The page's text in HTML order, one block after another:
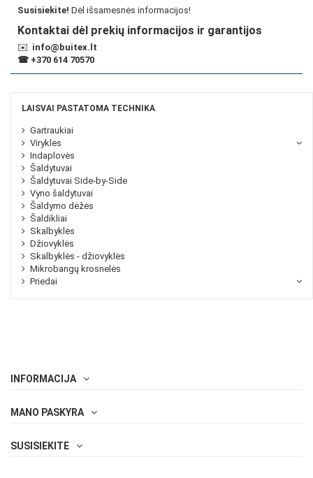
Susisiekite! Dėl išsamesnės informacijos!
Kontaktai dėl prekių informacijos ir garantijos
✉️ info@buitex.lt
☎ +370 614 70570
LAISVAI PASTATOMA TECHNIKA
Gartraukiai
Viryklės
Indaplovės
Šaldytuvai
Šaldytuvai Side-by-Side
Vyno šaldytuvai
Šaldymo dėžės
Šaldikliai
Skalbyklės
Džiovyklės
Skalbyklės - džiovyklės
Mikrobangų krosnelės
Priedai
INFORMACIJA
MANO PASKYRA
SUSISIEKITE